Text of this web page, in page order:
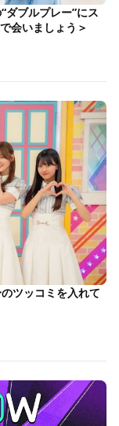
ダブルプレー”にス
会いましょう＞
ツッコミを入れて